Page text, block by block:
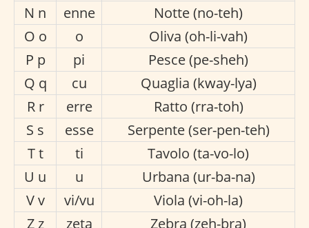
N n
enne
Notte (no-teh)
O o
o
Oliva (oh-li-vah)
P p
pi
Pesce (pe-sheh)
Q q
cu
Quaglia (kway-lya)
R r
erre
Ratto (rra-toh)
S s
esse
Serpente (ser-pen-teh)
T t
ti
Tavolo (ta-vo-lo)
U u
u
Urbana (ur-ba-na)
V v
vi/vu
Viola (vi-oh-la)
Z z
zeta Zebra (zeh-bra)